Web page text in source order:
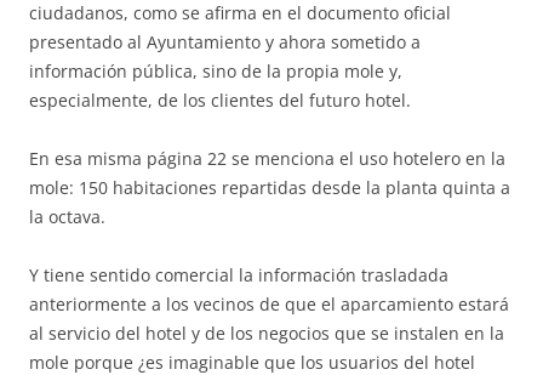
ciudadanos, como se afirma en el documento oficial
presentado al Ayuntamiento y ahora sometido a
información pública, sino de la propia mole y,
especialmente, de los clientes del futuro hotel.
En esa misma página 22 se menciona el uso hotelero en la
mole: 150 habitaciones repartidas desde la planta quinta a
la octava.
Y tiene sentido comercial la información trasladada
anteriormente a los vecinos de que el aparcamiento estará
al servicio del hotel y de los negocios que se instalen en la
mole porque ¿es imaginable que los usuarios del hotel